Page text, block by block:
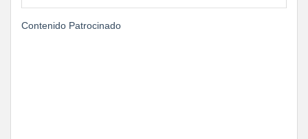
Contenido Patrocinado